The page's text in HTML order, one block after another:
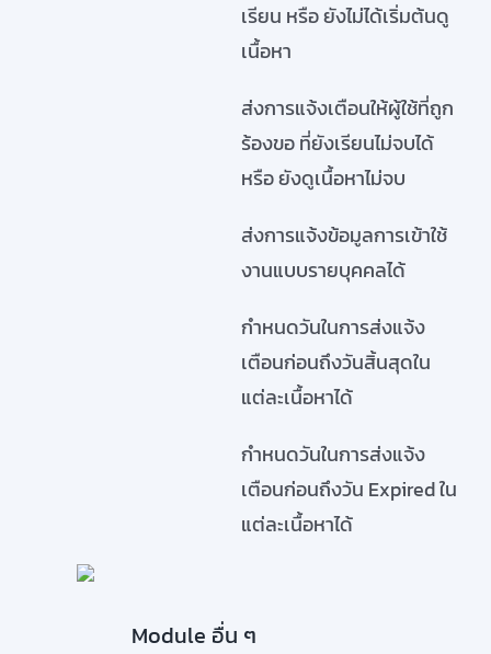
เรียน หรือ ยังไม่ได้เริ่มต้นดู
เนื้อหา
ส่งการแจ้งเตือนให้ผู้ใช้ที่ถูก
ร้องขอ ที่ยังเรียนไม่จบได้
หรือ ยังดูเนื้อหาไม่จบ
ส่งการแจ้งข้อมูลการเข้าใช้
งานแบบรายบุคคลได้
กำหนดวันในการส่งแจ้ง
เตือนก่อนถึงวันสิ้นสุดใน
แต่ละเนื้อหาได้
กำหนดวันในการส่งแจ้ง
เตือนก่อนถึงวัน Expired ใน
แต่ละเนื้อหาได้
Module อื่น ๆ